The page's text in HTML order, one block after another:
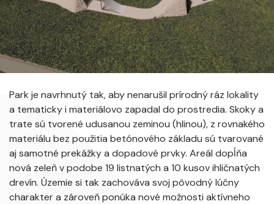
Park je navrhnutý tak, aby nenarušil prírodný ráz lokality
a tematicky i materiálovo zapadal do prostredia. Skoky a
trate sú tvorené udusanou zeminou (hlinou), z rovnakého
materiálu bez použitia betónového základu sú tvarované
aj samotné prekážky a dopadové prvky. Areál dopĺňa
nová zeleň v podobe 19 listnatých a 10 kusov ihličnatých
drevín. Územie si tak zachováva svoj pôvodný lúčny
charakter a zároveň ponúka nové možnosti aktívneho